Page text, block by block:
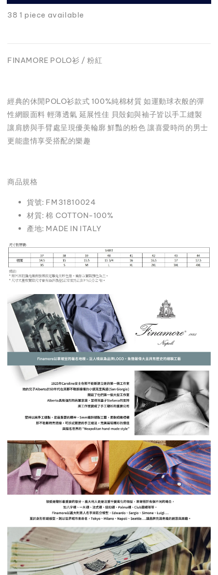
38 1 piece available
FINAMORE POLO衫 / 粉紅
經典的休閒POLO衫款式 100%純棉材質 如運動球衣般的彈
性網眼面料 輕薄透氣 延展性佳 貝殼釦與袖子皆以手工縫製
讓肩膀與手臂處呈現優美輪廓 鮮豔的粉色 讓喜愛時尚的男士
更能盡情享受搭配的樂趣
商品規格
貨號: FM31810024
材質: 棉 COTTON-100%
產地: MADE IN ITALY